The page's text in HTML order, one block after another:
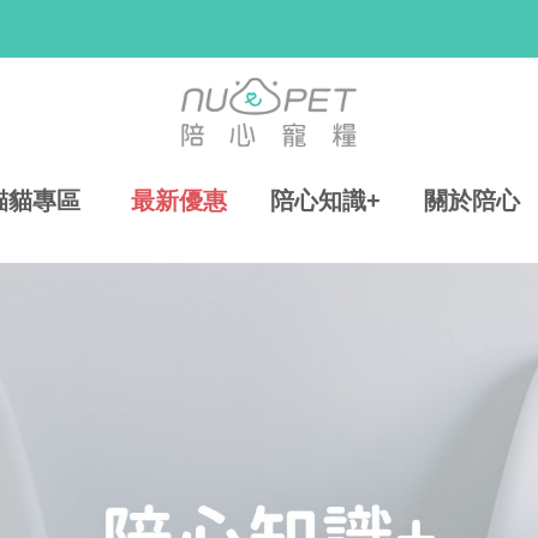
貓專區 最新優惠 陪心知識+ 關於陪心